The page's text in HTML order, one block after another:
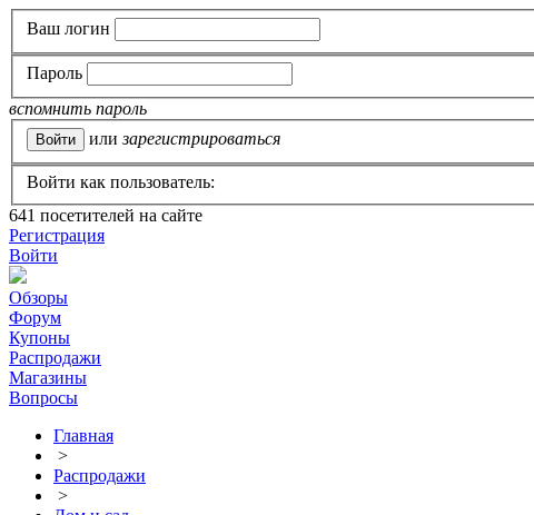
Ваш логин
Пароль
вспомнить пароль
или зарегистрироваться
Войти как пользователь:
641 посетителей на сайте
Регистрация
Войти
Обзоры
Форум
Купоны
Распродажи
Магазины
Вопросы
Главная
>
Распродажи
>